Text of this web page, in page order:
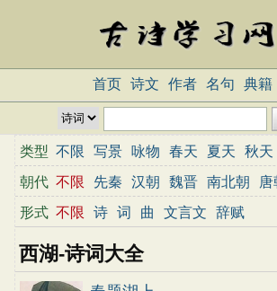
首页 诗文 作者 名句 典籍
类型 不限 写景 咏物 春天 夏天 秋天
写雨
写雪 写风 写花 梅花 荷花
柳树 月亮 山水 写山 写水 长江
儿童 写鸟 写马 田园 边塞 地名
爱国 离别 送别
哲理 闺怨 悼亡 写人 老师 母亲
朝代 不限 先秦 汉朝 魏晋 南北朝 唐
宋朝
元朝 明朝 清朝 近代
形式 不限 诗 词 曲 文言文 辞赋
西湖-诗词大全